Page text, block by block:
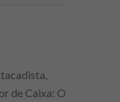
de Caixa: O